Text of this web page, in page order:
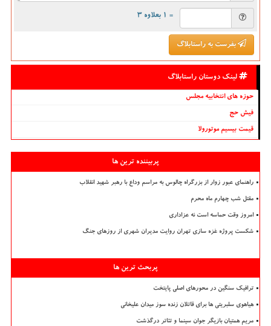
= ۱ بعلاوه ۳
بفرست به راستابلاگ
لینک دوستان راستابلاگ
حوزه های انتخابیه مجلس
فیش حج
قیمت بیسیم موتورولا
پربیننده ترین ها
راهنمای عبور زوار از بزرگراه چالوس به مراسم وداع با رهبر شهید انقلاب
مقتل شب چهارم ماه محرم
امروز وقت حماسه است نه عزاداری
شکست پروژه غزه سازی تهران روایت مدیران شهری از روزهای جنگ
پربحث ترین ها
ترافیک سنگین در محورهای اصلی پایتخت
هیاهوی سلبریتی ها برای قاتلان زنده سوز میدان علیخانی
مریم همتیان بازیگر جوان سینما و تئاتر درگذشت